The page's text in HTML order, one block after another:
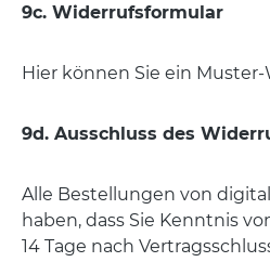
9c. Widerrufsformular
Hier können Sie ein
9d. Ausschluss des
Alle Bestellungen von
haben, dass Sie Kenntnis
14 Tage nach